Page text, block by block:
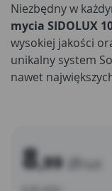
Niezbędny w
mycia SIDOLUX
wysokiej jakości
unikalny system
nawet
– zarówno
8,99 zł